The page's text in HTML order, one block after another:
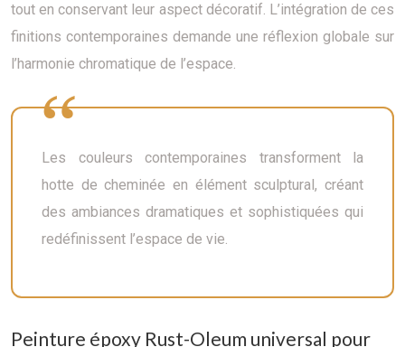
tout en conservant leur aspect décoratif. L’intégration de ces
finitions contemporaines demande une réflexion globale sur
l’harmonie chromatique de l’espace.
Les couleurs contemporaines transforment la
hotte de cheminée en élément sculptural, créant
des ambiances dramatiques et sophistiquées qui
redéfinissent l’espace de vie.
Peinture époxy Rust-Oleum universal pour